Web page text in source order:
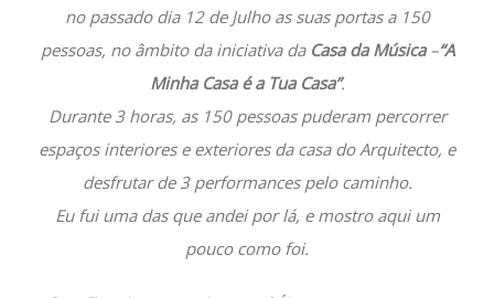
no passado dia 12 de Julho as suas portas a 150
pessoas, no âmbito da iniciativa da Casa da Música–“A
Minha Casa é a Tua Casa”.
Durante 3 horas, as 150 pessoas puderam percorrer
espaços interiores e exteriores da casa do Arquitecto, e
desfrutar de 3 performances pelo caminho.
Eu fui uma das que andei por lá, e mostro aqui um
pouco como foi.